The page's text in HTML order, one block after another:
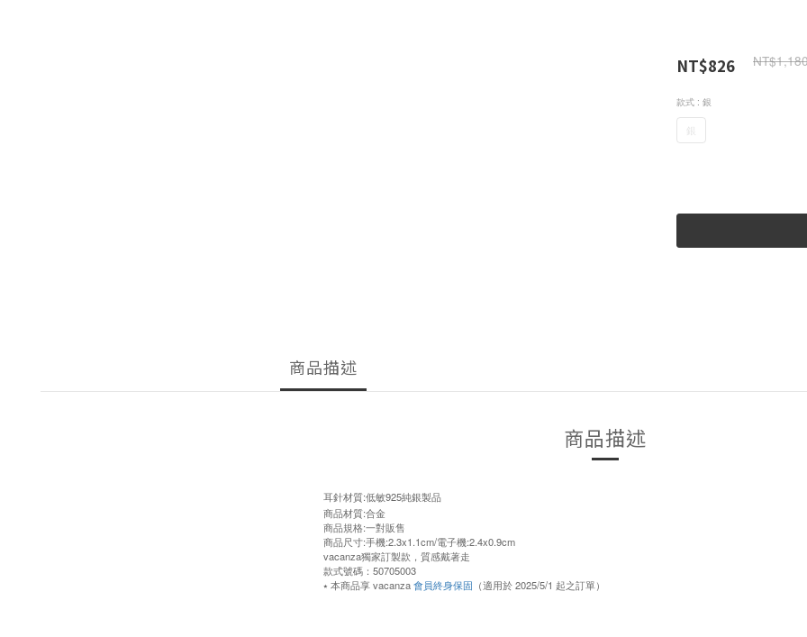
NT$826
款式 : 銀
銀
商品描述
商品描述
耳針材質:低敏925純銀製品
商品材質:合金
商品規格:一對販售
商品尺寸:手機:2.3x1.1cm/電子機:2.4x0.9cm
vacanza獨家訂製款，質感戴著走
款式號碼：50705003
⭑ 本商品享 vacanza會員終身保固 （適用於 2025/5/1 起之訂單）